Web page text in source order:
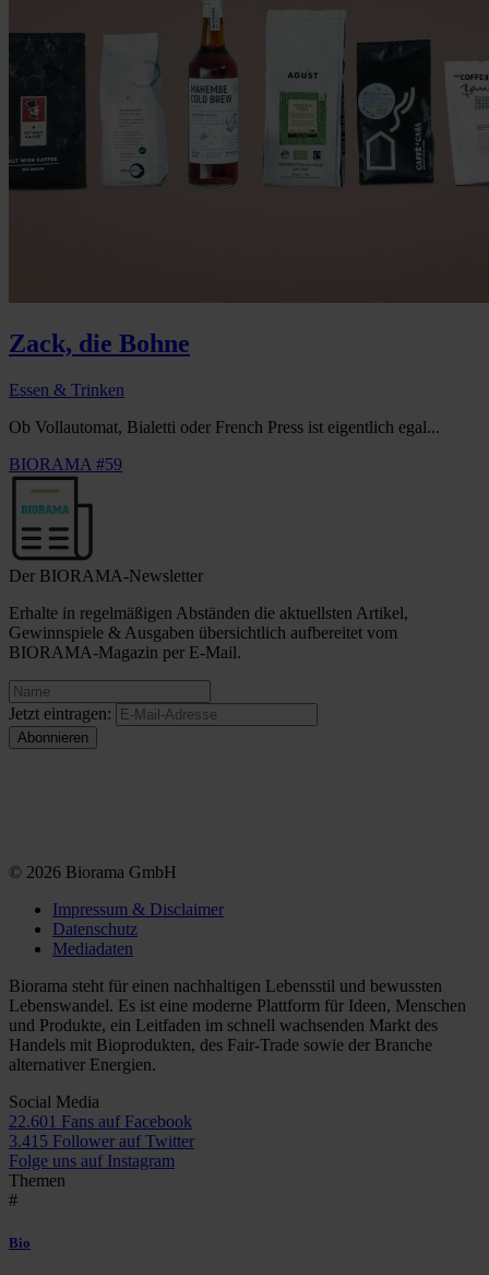
Zack, die Bohne
Essen & Trinken
Ob Vollautomat, Bialetti oder French Press ist eigentlich egal...
BIORAMA #59
Der BIORAMA-Newsletter
Erhalte in regelmäßigen Abständen die aktuellsten Artikel,
Gewinnspiele & Ausgaben übersichtlich aufbereitet vom
BIORAMA-Magazin per E-Mail.
Jetzt eintragen:
© 2026 Biorama GmbH
Impressum & Disclaimer
Datenschutz
Mediadaten
Biorama steht für einen nachhaltigen Lebensstil und bewussten
Lebenswandel. Es ist eine moderne Plattform für Ideen, Menschen
und Produkte, ein Leitfaden im schnell wachsenden Markt des
Handels mit Bioprodukten, des Fair-Trade sowie der Branche
alternativer Energien.
Social Media
22.601 Fans auf Facebook
3.415 Follower auf Twitter
Folge uns auf Instagram
Themen
#
Bio